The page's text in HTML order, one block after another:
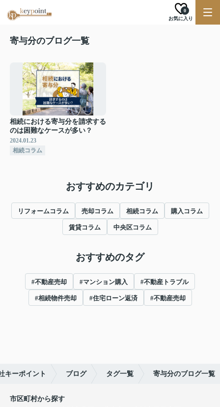
お気に入り
0
寄与分のブログ一覧
相続における寄与分を請求する
のは困難なケースが多い？
2024.01.23
相続コラム
おすすめのカテゴリ
リフォームコラム 売却コラム 相続コラム 購入コラム
賃貸コラム 中央区コラム
おすすめのタグ
#不動産売却 #マンション購入 #不動産トラブル
#相続物件売却 #住宅ローン返済 #不動産売却
キーポイント ブログ タグ一覧 寄与分のブログ一覧
市区町村から探す